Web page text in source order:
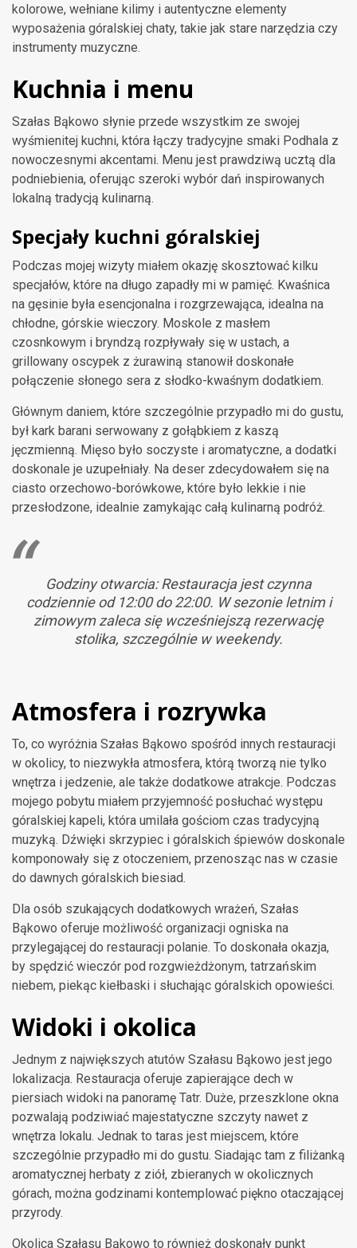
kolorowe, wełniane kilimy i autentyczne elementy
wyposażenia góralskiej chaty, takie jak stare narzędzia czy
instrumenty muzyczne.
Kuchnia i menu
Szałas Bąkowo słynie przede wszystkim ze swojej
wyśmienitej kuchni, która łączy tradycyjne smaki Podhala z
nowoczesnymi akcentami. Menu jest prawdziwą ucztą dla
podniebienia, oferując szeroki wybór dań inspirowanych
lokalną tradycją kulinarną.
Specjały kuchni góralskiej
Podczas mojej wizyty miałem okazję skosztować kilku
specjałów, które na długo zapadły mi w pamięć. Kwaśnica
na gęsinie była esencjonalna i rozgrzewająca, idealna na
chłodne, górskie wieczory. Moskole z masłem
czosnkowym i bryndzą rozpływały się w ustach, a
grillowany oscypek z żurawiną stanowił doskonałe
połączenie słonego sera z słodko-kwaśnym dodatkiem.
Głównym daniem, które szczególnie przypadło mi do gustu,
był kark barani serwowany z gołąbkiem z kaszą
jęczmienną. Mięso było soczyste i aromatyczne, a dodatki
doskonale je uzupełniały. Na deser zdecydowałem się na
ciasto orzechowo-borówkowe, które było lekkie i nie
przesłodzone, idealnie zamykając całą kulinarną podróż.
Godziny otwarcia: Restauracja jest czynna
codziennie od 12:00 do 22:00. W sezonie letnim i
zimowym zaleca się wcześniejszą rezerwację
stolika, szczególnie w weekendy.
Atmosfera i rozrywka
To, co wyróżnia Szałas Bąkowo spośród innych restauracji
w okolicy, to niezwykła atmosfera, którą tworzą nie tylko
wnętrza i jedzenie, ale także dodatkowe atrakcje. Podczas
mojego pobytu miałem przyjemność posłuchać występu
góralskiej kapeli, która umilała gościom czas tradycyjną
muzyką. Dźwięki skrzypiec i góralskich śpiewów doskonale
komponowały się z otoczeniem, przenosząc nas w czasie
do dawnych góralskich biesiad.
Dla osób szukających dodatkowych wrażeń, Szałas
Bąkowo oferuje możliwość organizacji ogniska na
przylegającej do restauracji polanie. To doskonała okazja,
by spędzić wieczór pod rozgwieżdżonym, tatrzańskim
niebem, piekąc kiełbaski i słuchając góralskich opowieści.
Widoki i okolica
Jednym z największych atutów Szałasu Bąkowo jest jego
lokalizacja. Restauracja oferuje zapierające dech w
piersiach widoki na panoramę Tatr. Duże, przeszklone okna
pozwalają podziwiać majestatyczne szczyty nawet z
wnętrza lokalu. Jednak to taras jest miejscem, które
szczególnie przypadło mi do gustu. Siadając tam z filiżanką
aromatycznej herbaty z ziół, zbieranych w okolicznych
górach, można godzinami kontemplować piękno otaczającej
przyrody.
Okolica Szałasu Bąkowo to również doskonały punkt